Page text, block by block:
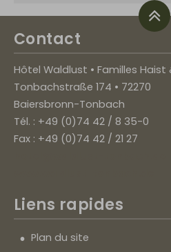
Contact
Hôtel Waldlust • Familles Haist
Tonbachstraße 174 • 72270
Baiersbronn-Tonbach
Tél. : +49 (0)74 42 / 8 35-0
Fax : +49 (0)74 42 / 21 27
Liens rapides
Plan du site